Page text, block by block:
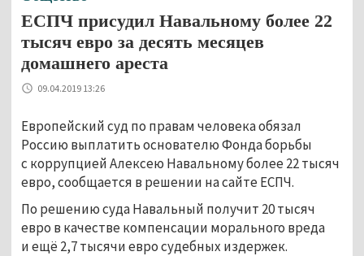
ЕСПЧ присудил Навальному более 22
тысяч евро за десять месяцев
домашнего ареста
09.04.2019 13:26
Европейский суд по правам человека обязал
Россию выплатить основателю Фонда борьбы
с коррупцией Алексею Навальному более 22 тысяч
евро, сообщается в решении на сайте ЕСПЧ.
По решению суда Навальный получит 20 тысяч
евро в качестве компенсации морального вреда
и ещё 2,7 тысячи евро судебных издержек.